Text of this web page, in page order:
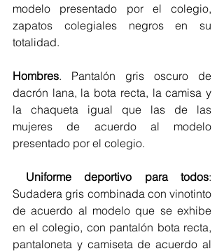
modelo presentado por el colegio,
zapatos colegiales negros en su
totalidad.
Hombres. Pantalón gris oscuro de
dacrón lana, la bota recta, la camisa y
la chaqueta igual que las de las
mujeres de acuerdo al modelo
presentado por el colegio.
Uniforme deportivo para todos:
Sudadera gris combinada con vinotinto
de acuerdo al modelo que se exhibe
en el colegio, con pantalón bota recta,
pantaloneta y camiseta de acuerdo al